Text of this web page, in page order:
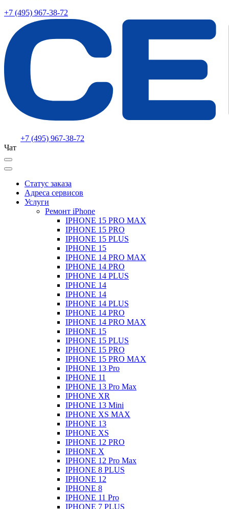
+7 (495) 967-38-72
+7 (495) 967-38-72
Чат
Статус заказа
Адреса сервисов
Услуги
Ремонт iPhone
IPHONE 15 PRO MAX
IPHONE 15 PRO
IPHONE 15 PLUS
IPHONE 15
IPHONE 14 PRO MAX
IPHONE 14 PRO
IPHONE 14 PLUS
IPHONE 14
IPHONE 14
IPHONE 14 PLUS
IPHONE 14 PRO
IPHONE 14 PRO MAX
IPHONE 15
IPHONE 15 PLUS
IPHONE 15 PRO
IPHONE 15 PRO MAX
IPHONE 13 Pro
IPHONE 11
IPHONE 13 Pro Max
IPHONE XR
IPHONE 13 Mini
IPHONE XS MAX
IPHONE 13
IPHONE XS
IPHONE 12 PRO
IPHONE X
IPHONE 12 Pro Max
IPHONE 8 PLUS
IPHONE 12
IPHONE 8
IPHONE 11 Pro
IPHONE 7 PLUS